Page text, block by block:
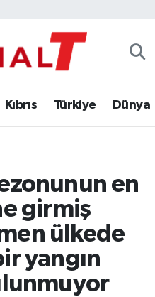
Kıbrıs Türkiye Dünya
en
girmiş
ülkede
yangın